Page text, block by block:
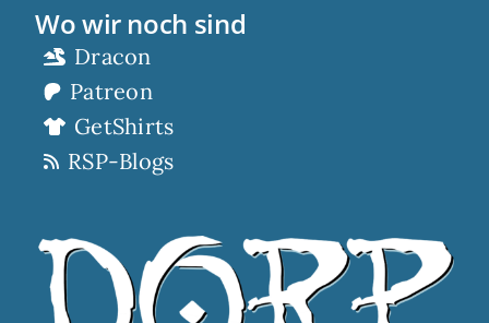
Wo wir noch sind
Dracon
Patreon
GetShirts
RSP-Blogs